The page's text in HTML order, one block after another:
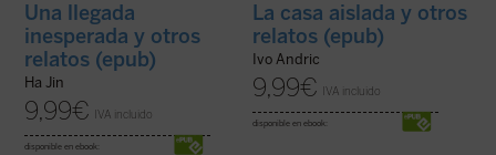
Una llegada
inesperada y otros
relatos (epub)
Ha Jin
9,99€ IVA incluido
disponible en ebook:
La casa aislada y otros
relatos (epub)
Ivo Andric
9,99€ IVA incluido
disponible en ebook: